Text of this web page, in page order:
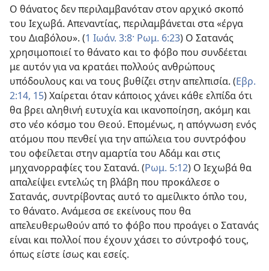
Ο θάνατος δεν περιλαμβανόταν στον αρχικό σκοπό
του Ιεχωβά. Απεναντίας, περιλαμβάνεται στα «έργα
του Διαβόλου». (1 Ιωάν. 3:8· Ρωμ. 6:23) Ο Σατανάς
χρησιμοποιεί το θάνατο και το φόβο που συνδέεται
με αυτόν για να κρατάει πολλούς ανθρώπους
υπόδουλους και να τους βυθίζει στην απελπισία. (Εβρ.
2:14, 15) Χαίρεται όταν κάποιος χάνει κάθε ελπίδα ότι
θα βρει αληθινή ευτυχία και ικανοποίηση, ακόμη και
στο νέο κόσμο του Θεού. Επομένως, η απόγνωση ενός
ατόμου που πενθεί για την απώλεια του συντρόφου
του οφείλεται στην αμαρτία του Αδάμ και στις
μηχανορραφίες του Σατανά. (Ρωμ. 5:12) Ο Ιεχωβά θα
απαλείψει εντελώς τη βλάβη που προκάλεσε ο
Σατανάς, συντρίβοντας αυτό το αμείλικτο όπλο του,
το θάνατο. Ανάμεσα σε εκείνους που θα
απελευθερωθούν από το φόβο που προάγει ο Σατανάς
είναι και πολλοί που έχουν χάσει το σύντροφό τους,
όπως είστε ίσως και εσείς.